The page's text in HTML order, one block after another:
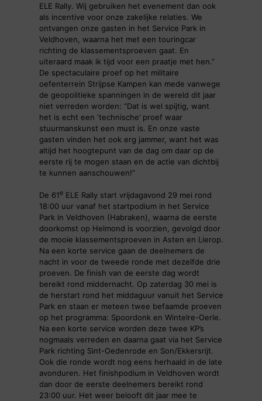
ELE Rally. Wij gebruiken het evenement dan ook
als incentive voor onze zakelijke relaties. We
ontvangen onze gasten in het Service Park in
Veldhoven, waarna het met een touringcar
richting de klassementsproeven gaat. En
uiteraard maak ik tijd voor een praatje met hen.”
De spectaculaire proef op het militaire
oefenterrein Strijpse Kampen kan mede vanwege
de geopolitieke spanningen in de wereld dit jaar
niet verreden worden: “Dat is wel spijtig, want
het is echt een ‘technische’ proef waar
stuurmanskunst een must is. En onze vaste
gasten vinden het ook erg jammer, want het was
altijd het hoogtepunt van de dag om daar op de
eerste rij te mogen staan en de actie van dichtbij
te kunnen aanschouwen!”
De 61eELE Rally start vrijdagavond 29 mei rond
18:00 uur vanaf het startpodium in het Service
Park in Veldhoven (Habraken), waarna de eerste
doorkomst op Helmond is voorzien, gevolgd door
de mooie klassementsproeven in Asten en Lierop.
Na een korte service gaan de deelnemers de
nacht in voor de tweede ronde met dezelfde drie
proeven. De finish van de eerste dag wordt
bereikt rond middernacht. Op zaterdag 30 mei is
de herstart rond het middaguur vanuit het Service
Park en staan er meteen twee befaamde proeven
op het programma: Spoordonk en Wintelre-Oerle.
Na een korte service worden deze twee KP’s
nogmaals verreden en daarna gaat via het Service
Park richting Sint-Oedenrode en Son/Ekkersrijt.
Ook die ronde wordt nog eens herhaald in de late
avonduren. Het finishpodium in Veldhoven wordt
dan door de eerste deelnemers bereikt rond
23:00 uur. Het weer belooft dit jaar mee te